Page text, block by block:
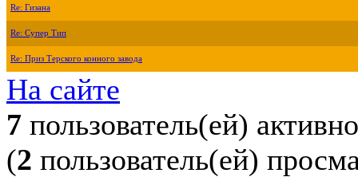
Re: Гизана
Re: Супер Тип
Re: Приз Терского конного завода
На сайте
7 пользователь(ей) активно
(2 пользователь(ей)